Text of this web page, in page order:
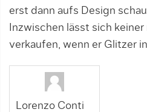
erst dann aufs Design
Inzwischen lässt sich
verkaufen, wenn er Glitzer
Lorenzo Conti